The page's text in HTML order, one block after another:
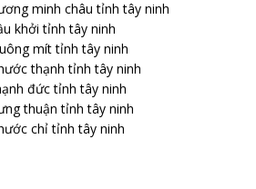
minh châu tỉnh tây ninh
khởi tỉnh tây ninh
mít tỉnh tây ninh
thạnh tỉnh tây ninh
đức tỉnh tây ninh
thuận tỉnh tây ninh
chỉ tỉnh tây ninh